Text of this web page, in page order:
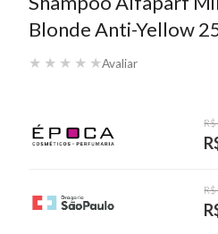
Blonde Anti-Yellow
★ ★ ★ ★ ★Avaliar